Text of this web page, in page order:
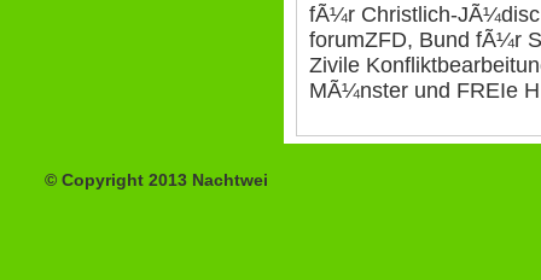
fÃ¼r Christlich-
forumZFD, Bund fÃ¼r
Zivile
MÃ¼nster und FREIe
© Copyright 2013 Nachtwei